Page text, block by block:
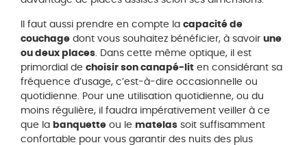
Il faut aussi prendre en compte la capacité de
couchage dont vous souhaitez bénéficier, à savoir une
ou deux places . Dans cette même optique, il est
primordial de choisir son canapé-lit en considérant sa
fréquence d’usage, c’est-à-dire occasionnelle ou
quotidienne. Pour une utilisation quotidienne, ou du
moins régulière, il faudra impérativement veiller à ce
que la banquette ou le matelas soit suffisamment
confortable pour vous garantir des nuits des plus